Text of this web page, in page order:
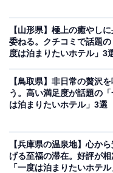
奥飯坂 穴原温泉 匠のこころ
摺上川の渓谷美を望む
川屋」は、180余年の
【山形県】極上の癒やし
委ねる。クチコミで話題の
度は泊まりたいホテル」3
【鳥取県】非日常の贅沢
う。高い満足度が話題の
は泊まりたいホテル」3選
【兵庫県の温泉地】心か
げる至福の滞在。好評が相
「一度は泊まりたいホテ